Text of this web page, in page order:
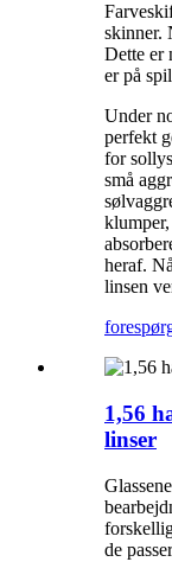
skinner.
Dette er
er på
Under
perfekt
for
små
heraf.
linsen
1,56
linser
de